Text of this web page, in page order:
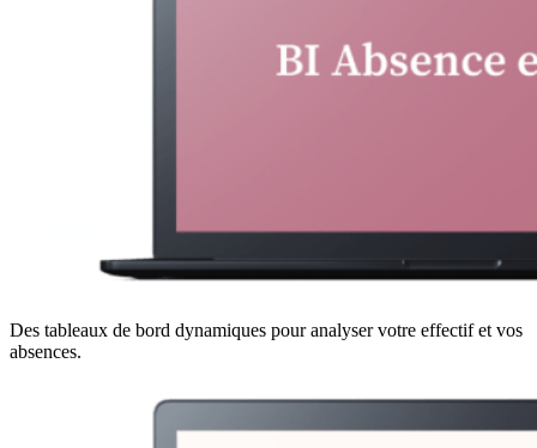
Des tableaux de bord dynamiques pour analyser votre effectif et vos
absences.